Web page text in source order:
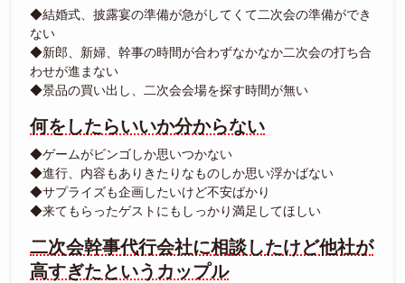
◆結婚式、披露宴の準備が急がしてくて二次会の準備ができ
ない
◆新郎、新婦、幹事の時間が合わずなかなか二次会の打ち合
わせが進まない
◆景品の買い出し、二次会会場を探す時間が無い
何をしたらいいか分からない
◆ゲームがビンゴしか思いつかない
◆進行、内容もありきたりなものしか思い浮かばない
◆サプライズも企画したいけど不安ばかり
◆来てもらったゲストにもしっかり満足してほしい
二次会幹事代行会社に相談したけど他社が
高すぎたというカップル